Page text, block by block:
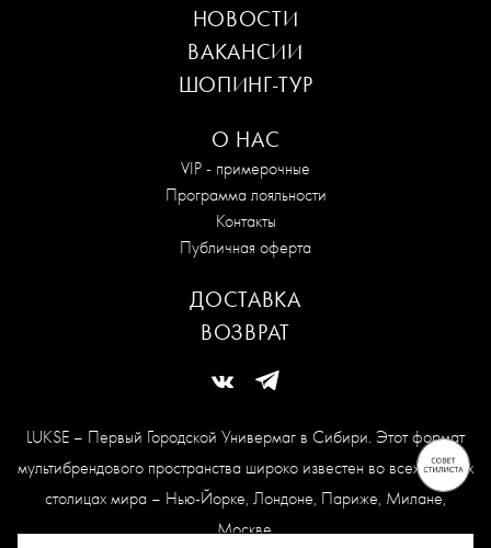
LUKSE – Первый Городской Универмаг в Сибири. Этот формат
мультибрендового пространства широко известен во всех модных
столицах мира – Нью-Йорке, Лондоне, Париже, Милане,
Москве.
О НАС
VIP - примерочные
Программа лояльности
Контакты
Публичная оферта
НОВОСТИ
ВАКАНСИИ
ШОПИНГ-ТУР
ДОСТАВКА
ВОЗВРАТ